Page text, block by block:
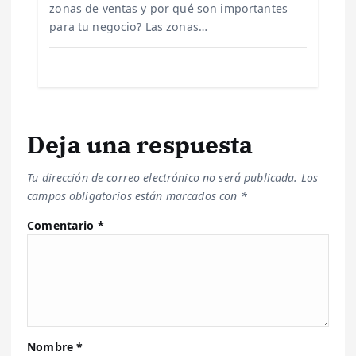
zonas de ventas y por qué son importantes
para tu negocio? Las zonas…
Deja una respuesta
Tu dirección de correo electrónico no será publicada. Los
campos obligatorios están marcados con *
Comentario *
Nombre*